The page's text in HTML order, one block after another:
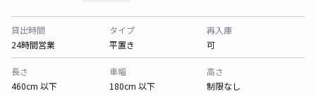
貸出時間
24時間営業
タイプ
平置き
再入庫
可
長さ
460cm 以下
車幅
180cm 以下
高さ
制限なし